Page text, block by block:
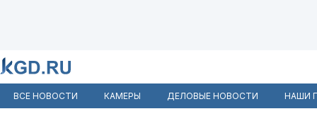
ВСЕ НОВОСТИ КАМЕРЫ ДЕЛОВЫЕ НОВОСТИ НАШИ